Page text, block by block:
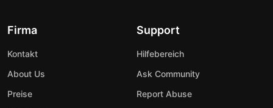
Firma
Kontakt
About Us
Preise
Support
Hilfebereich
Ask Community
Report Abuse